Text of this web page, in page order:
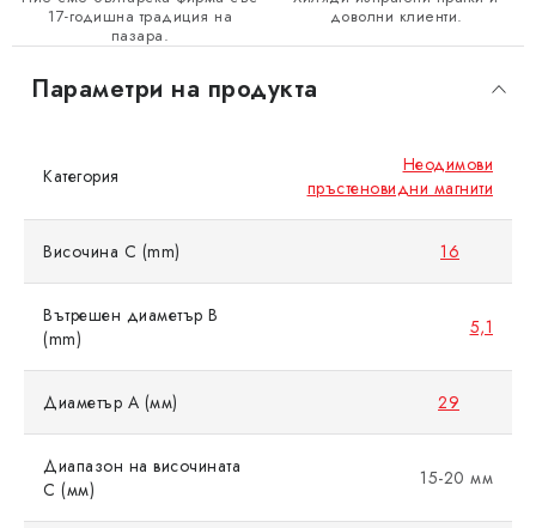
17-годишна традиция на
пазара.
доволни клиенти.
Параметри на продукта
Категория
Неодимови
пръстеновидни магнити
Височина C (mm) 16
Вътрешен диаметър B
(mm)
5,1
Диаметър A (мм) 29
Диапазон на височината
C (мм)
15-20 мм